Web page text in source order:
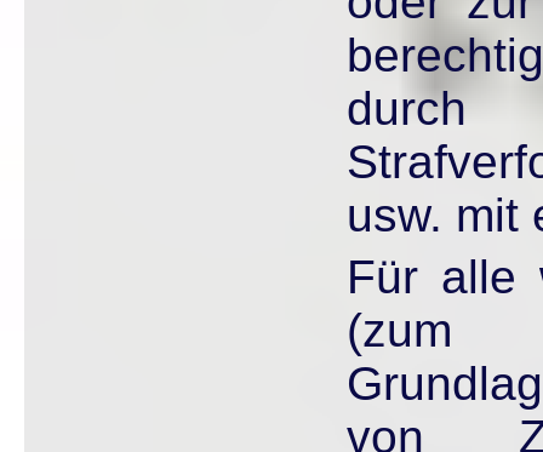
durch
usw. mit
Für alle
(zum
von